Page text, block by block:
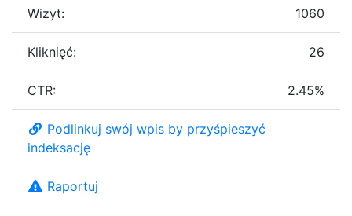
Wizyt: 1060
Kliknięć: 26
CTR: 2.45%
Podlinkuj swój wpis by przyśpieszyć
indeksację
Raportuj